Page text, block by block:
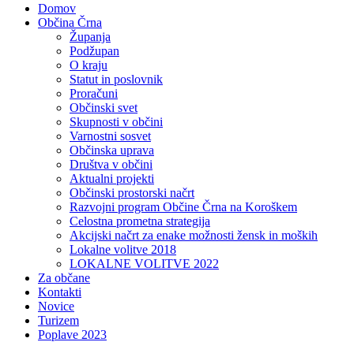
Domov
Občina Črna
Županja
Podžupan
O kraju
Statut in poslovnik
Proračuni
Občinski svet
Skupnosti v občini
Varnostni sosvet
Občinska uprava
Društva v občini
Aktualni projekti
Občinski prostorski načrt
Razvojni program Občine Črna na Koroškem
Celostna prometna strategija
Akcijski načrt za enake možnosti žensk in moških
Lokalne volitve 2018
LOKALNE VOLITVE 2022
Za občane
Kontakti
Novice
Turizem
Poplave 2023